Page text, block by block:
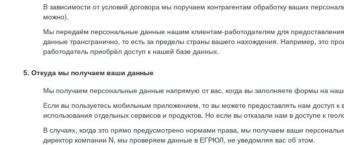
В зависимости от условий договора мы поручаем контрагентам обработку ваших
можно).
Мы передаём персональные данные нашим клиентам-работодателям для
данные трансгранично, то есть за пределы страны вашего нахождения. Например, это
работодатель приобрёл доступ к нашей базе данных.
5. Откуда мы получаем ваши данные
Мы получаем персональные данные напрямую от вас, когда вы заполняете формы на
Если вы пользуетесь мобильным приложением, то вы можете предоставлять нам доступ
использования отдельных сервисов и продуктов. Но если вы отказали нам в доступе к
В случаях, когда это прямо предусмотрено нормами права, мы получаем ваши
директор компании N, мы проверяем данные в ЕГРЮЛ, не уведомляя вас об этом.